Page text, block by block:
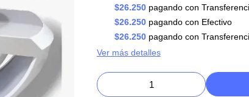
$26.250pagando con
$26.250pagando con Efectivo
$26.250pagando con
Ver más detalles